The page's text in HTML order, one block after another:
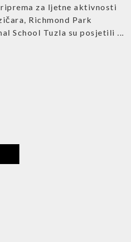
za ljetne aktivnosti
Richmond Park
School Tuzla su posjetili ...